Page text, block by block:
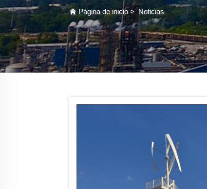
Página de inicio> Noticias